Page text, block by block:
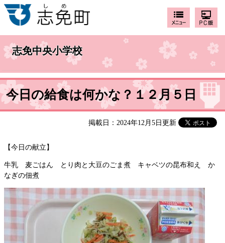
志免中央小学校
今日の給食は何かな？１２月５日
掲載日：2024年12月5日更新
【今日の献立】
牛乳 麦ごはん とり肉と大豆のごま煮 キャベツの昆布和え か
なぎの佃煮